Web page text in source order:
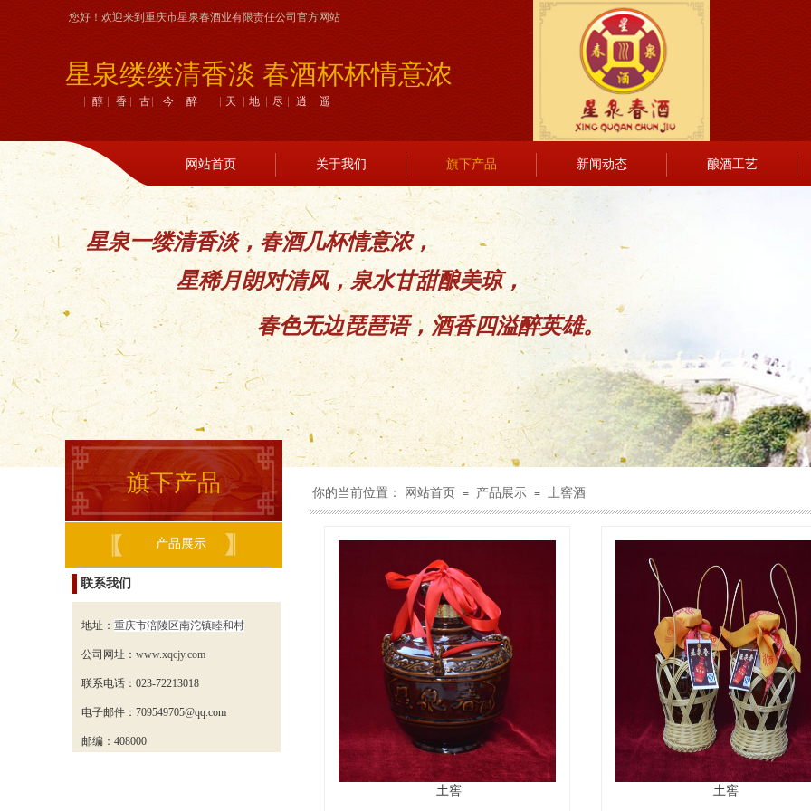
您好！欢迎来到重庆市星泉春酒业有限责任公司官方网站
星泉缕缕清香淡 春酒杯杯情意浓
醇香古今醉 天地尽逍遥
星泉一缕清香淡，春酒几杯情意浓，
星稀月朗对清风，泉水甘甜酿美琼，
春色无边琵琶语，酒香四溢醉英雄。
网站首页 关于我们 旗下产品 新闻动态 酿酒工艺
旗下产品 你的当前位置： 网站首页 ≡ 产品展示 ≡ 土窖酒
产品展示
土窖 土窖
联系我们
地址： 重庆市涪陵区南沱镇睦和村
公司网址： www.xqcjy.com
联系电话：023-72213018
电子邮件： 709549705@qq.com
邮编：408000